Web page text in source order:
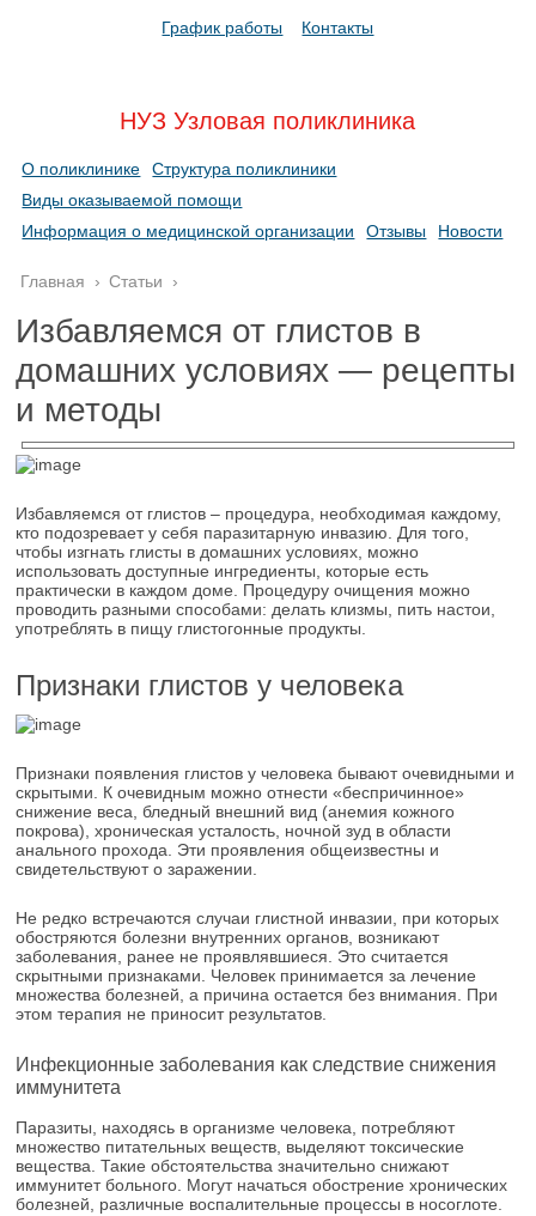
График работы Контакты
НУЗ Узловая поликлиника
О поликлинике
Структура поликлиники
Виды оказываемой помощи
Информация о медицинской организации
Отзывы Новости
Главная › Статьи ›
Избавляемся от глистов в
домашних условиях — рецепты
и методы
Избавляемся от глистов – процедура, необходимая каждому,
кто подозревает у себя паразитарную инвазию. Для того,
чтобы изгнать глисты в домашних условиях, можно
использовать доступные ингредиенты, которые есть
практически в каждом доме. Процедуру очищения можно
проводить разными способами: делать клизмы, пить настои,
употреблять в пищу глистогонные продукты.
Признаки глистов у человека
Признаки появления глистов у человека бывают очевидными и
скрытыми. К очевидным можно отнести «беспричинное»
снижение веса, бледный внешний вид (анемия кожного
покрова), хроническая усталость, ночной зуд в области
анального прохода. Эти проявления общеизвестны и
свидетельствуют о заражении.
Не редко встречаются случаи глистной инвазии, при которых
обостряются болезни внутренних органов, возникают
заболевания, ранее не проявлявшиеся. Это считается
скрытными признаками. Человек принимается за лечение
множества болезней, а причина остается без внимания. При
этом терапия не приносит результатов.
Инфекционные заболевания как следствие снижения
иммунитета
Паразиты, находясь в организме человека, потребляют
множество питательных веществ, выделяют токсические
вещества. Такие обстоятельства значительно снижают
иммунитет больного. Могут начаться обострение хронических
болезней, различные воспалительные процессы в носоглоте.